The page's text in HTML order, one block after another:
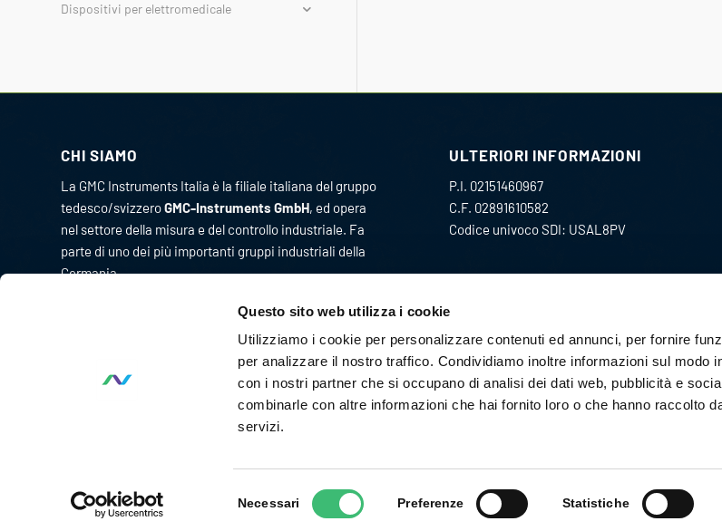
Questo sito web utilizza i cookie
Utilizziamo i cookie per personalizzare contenuti ed annunci, per fornire
per analizzare il nostro traffico. Condividiamo inoltre informazioni sul modo
con i nostri partner che si occupano di analisi dei dati web, pubblicità e
combinarle con altre informazioni che hai fornito loro o che hanno raccolto
servizi.
Necessari Preferenze Statistiche
Dispositivi per elettromedicale
CHI SIAMO
La GMC Instruments Italia è la filiale italiana del gruppo
tedesco/svizzeroGMC-Instruments GmbH, ed opera
nel settore della misura e del controllo industriale. Fa
parte di uno dei più importanti gruppi industriali della
Germania.
Originariamente l’attività di GMC Instruments ebbe
pochi anni, un punto di riferimento per il mercato
dell’impiantistica chimica per lo sviluppo e la
realizzazione di strumenti per la misura ed il controllo
delle grandezze fisiche di processo.
ULTERIORI INFORMAZIONI
P.I. 02151460967
C.F. 02891610582
Codice univoco SDI: USAL8PV
privacy@pec.gmc-i.it
© GMC-Instruments Italia S.r.l. | All rights reserved